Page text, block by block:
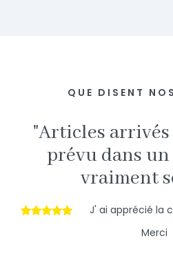
QUE DISENT
"Articles
prévu dans
vraiment
J' ai apprécié la
Merci